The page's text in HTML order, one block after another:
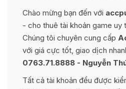
Chào mừng bạn đến với
- cho thuê tài khoản game uy
Chúng tôi chuyên cung cấp
với giá cực tốt, giao dịch
0763.71.8888 - Nguyễn
Tất cả tài khoản đều được